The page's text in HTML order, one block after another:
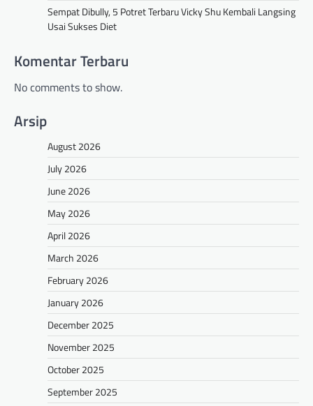
Sempat Dibully, 5 Potret Terbaru Vicky Shu Kembali Langsing
Usai Sukses Diet
Komentar Terbaru
No comments to show.
Arsip
August 2026
July 2026
June 2026
May 2026
April 2026
March 2026
February 2026
January 2026
December 2025
November 2025
October 2025
September 2025